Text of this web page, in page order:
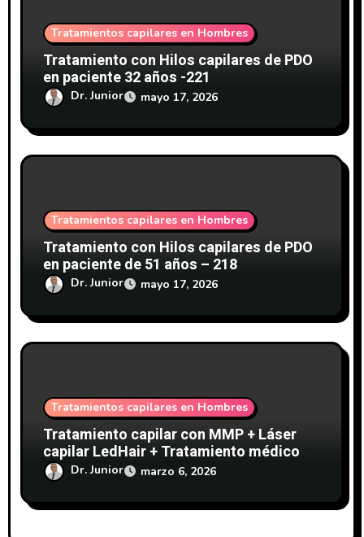
a
s
Tratamientos capilares en Hombres
Tratamiento con Hilos capilares de PDO
en paciente 32 años -221
Dr. Junior mayo 17, 2026
Tratamientos capilares en Hombres
Tratamiento con Hilos capilares de PDO
en paciente de 51 años – 218
Dr. Junior mayo 17, 2026
Tratamientos capilares en Hombres
Tratamiento capilar con MMP + Láser
capilar LedHair + Tratamiento médico –
Clínicas Dr. Pelo-213
Dr. Junior marzo 6, 2026